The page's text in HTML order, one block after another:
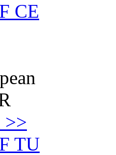
CE
>>
TU